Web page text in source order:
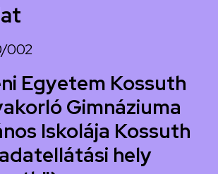
002
Egyetem Kossuth
Gimnáziuma
Iskolája Kossuth
hely